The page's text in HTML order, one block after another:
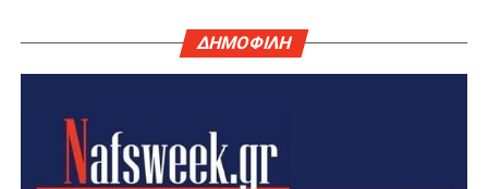
ΔΗΜΟΦΙΛΗ